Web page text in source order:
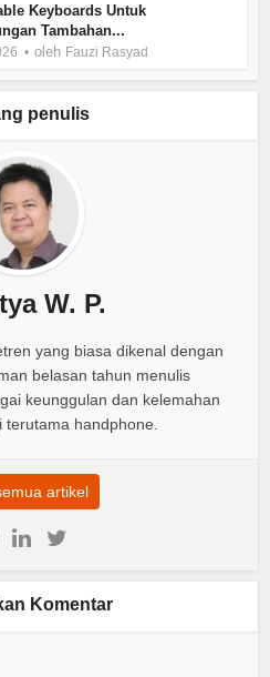
Keyboards Untuk
Tambahan...
oleh Fauzi Rasyad
penulis
W. P.
yang biasa dikenal dengan
belasan tahun menulis
keunggulan dan kelemahan
terutama handphone.
artikel
Komentar